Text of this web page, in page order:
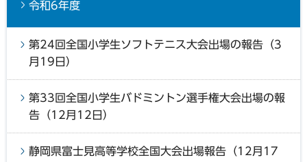
令和6年度
第24回全国小学生ソフトテニス大会出場の報告（3
月19日）
第33回全国小学生バドミントン選手権大会出場の報
告（12月12日）
静岡県富士見高等学校全国大会出場報告（12月17